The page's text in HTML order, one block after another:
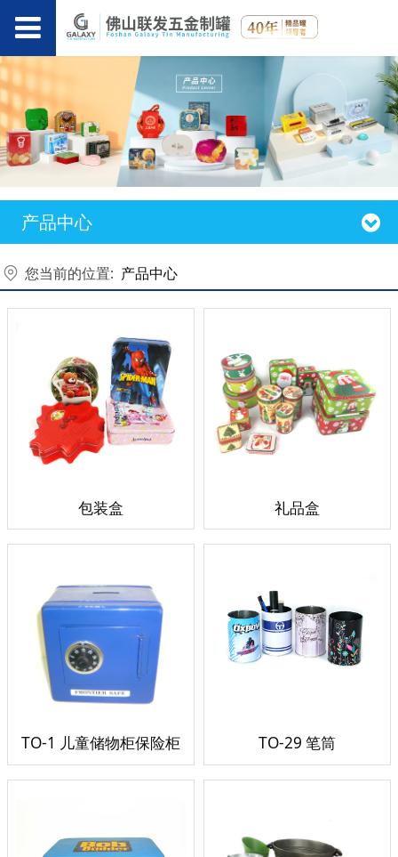
产品中心
您当前的位置: 产品中心
包装盒 礼品盒
TO-1 儿童储物柜保险柜 TO-29 笔筒